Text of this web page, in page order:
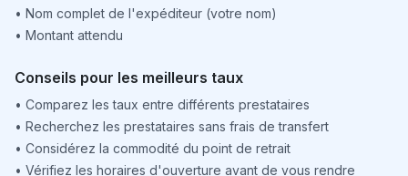
• Nom complet de l'expéditeur (votre nom)
• Montant attendu
Conseils pour les meilleurs taux
• Comparez les taux entre différents prestataires
• Recherchez les prestataires sans frais de transfert
• Considérez la commodité du point de retrait
• Vérifiez les horaires d'ouverture avant de vous rendre